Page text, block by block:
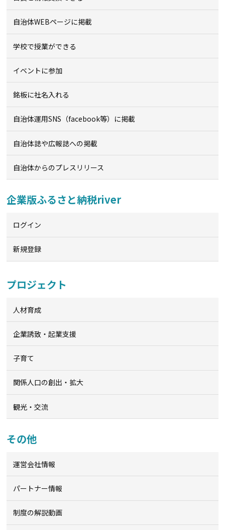
自治体WEBページに掲載
学校で授業ができる
イベントに参加
銘板に社名入れる
自治体運用SNS（facebook等）に掲載
自治体誌や広報誌への掲載
自治体からのプレスリリース
企業版ふるさと納税river
ログイン
新規登録
プロジェクト
人材育成
企業誘致・起業支援
子育て
関係人口の創出・拡大
観光・交流
その他
運営会社情報
パートナー情報
制度の解説動画